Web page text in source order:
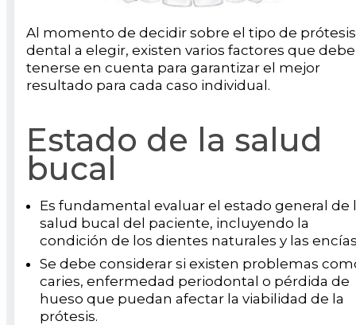
Al momento de decidir sobre el tipo de prótesis
dental a elegir, existen varios factores que
tenerse en cuenta para garantizar el mejor
resultado para cada caso individual.
Estado de la salud
bucal
Es fundamental evaluar el estado general de
salud bucal del paciente, incluyendo la
condición de los dientes naturales y las
Se debe considerar si existen problemas
caries, enfermedad periodontal o pérdida de
hueso que puedan afectar la viabilidad de la
prótesis.